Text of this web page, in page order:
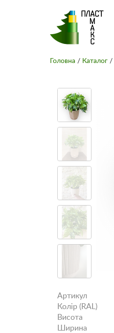
Головна / Каталог /
Артикул
Колір (RAL)
Висота
Ширина